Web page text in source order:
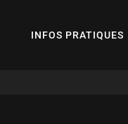
INFOS PRATIQUES